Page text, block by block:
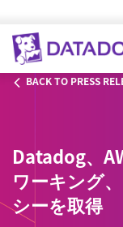
BACK TO PRESS
Datadog、
ワーキング
シーを取得